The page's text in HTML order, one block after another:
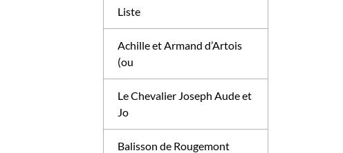
Liste
Achille et Armand d’Artois
(ou
Le Chevalier Joseph Aude et
Jo
Balisson de Rougemont